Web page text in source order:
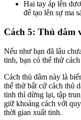
Hai tay áp lên
để tạo lên sự ma
Cách 5: Thủ dâm
Nếu như bạn đã lâu
tinh, bạn có thể thử
Cách thủ dâm này là
thể thử bất cứ cách thủ
tinh thì dừng lại, tập
giữ khoảng cách với
thời gian xuất tinh.